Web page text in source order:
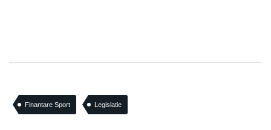
Finantare Sport Legislatie